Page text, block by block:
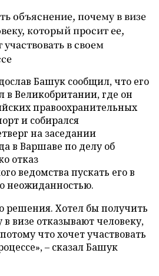
объяснение, почему в визе
который просит ее,
в своем
Башук сообщил, что его
в Великобритании, где он
правоохранительных
и собирался
на заседании
в Варшаве по делу об
отказ
ведомства пускать его в
неожиданностью.
решения. Хотел бы получить
визе отказывают человеку,
что хочет участвовать
– сказал Башук